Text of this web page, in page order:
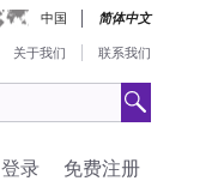
中国 简体中文
关于我们 联系我们
免费注册
登录